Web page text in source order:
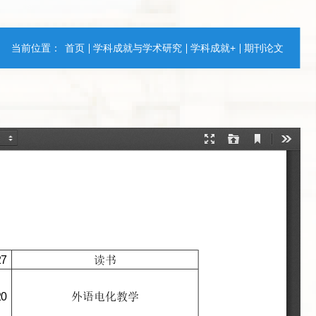
当前位置： 首页 学科成就与学术研究 学科成就+ 期刊论文